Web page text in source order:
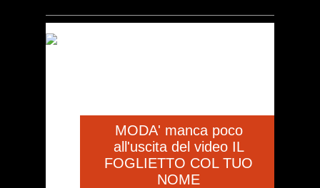
MODA' manca poco
all'uscita del video IL
FOGLIETTO COL TUO
NOME